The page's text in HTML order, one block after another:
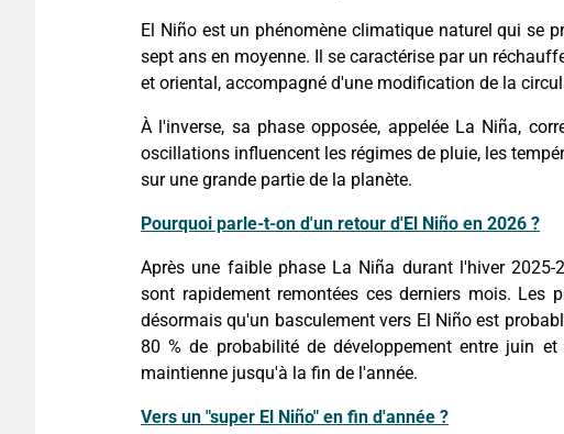
El Niño est un phénomène climatique naturel qui se
sept ans en moyenne. Il se caractérise par un
et oriental, accompagné d'une modification de la
À l'inverse, sa phase opposée, appelée La Niña,
oscillations influencent les régimes de pluie, les
sur une grande partie de la planète.
Pourquoi parle-t-on d'un retour d'El Niño en 2026 ?
Après une faible phase La Niña durant l'hiver
sont rapidement remontées ces derniers mois. Les
désormais qu'un basculement vers El Niño est
80 % de probabilité de développement entre juin
maintienne jusqu'à la fin de l'année.
Vers un "super El Niño" en fin d'année ?